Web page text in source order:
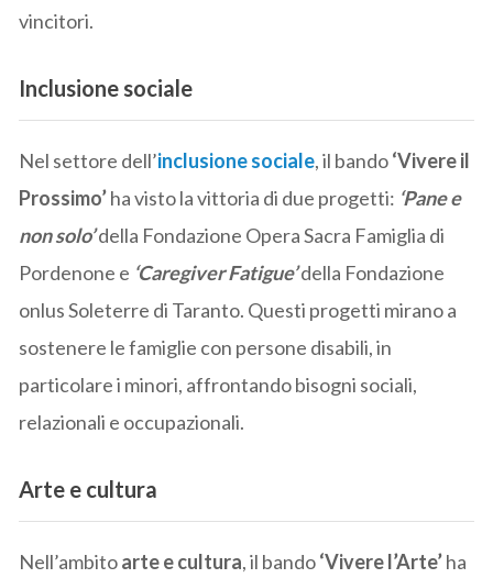
vincitori.
Inclusione sociale
Nel settore dell’inclusione sociale, il bando‘Vivere il
Prossimo’ha visto la vittoria di due progetti: ‘Pane e
non solo’della Fondazione Opera Sacra Famiglia di
Pordenone e ‘Caregiver Fatigue’della Fondazione
onlus Soleterre di Taranto. Questi progetti mirano a
sostenere le famiglie con persone disabili, in
particolare i minori, affrontando bisogni sociali,
relazionali e occupazionali.
Arte e cultura
Nell’ambitoarte e cultura, il bando‘Vivere l’Arte’ha